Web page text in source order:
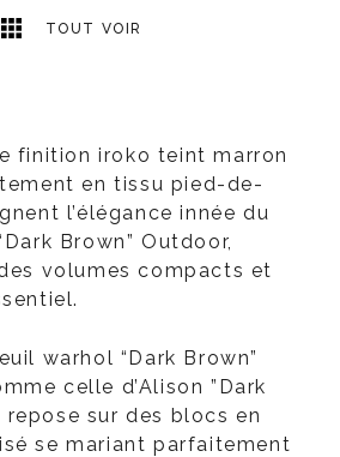
TOUT VOIR
finition iroko teint marron
en tissu pied-de-
l’élégance innée du
Brown” Outdoor,
volumes compacts et
warhol “Dark Brown”
celle d’Alison ”Dark
repose sur des blocs en
se mariant parfaitement